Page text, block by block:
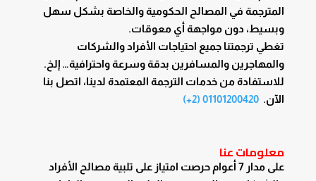
المترجمة في المصالح الحكومية والخاصة بشكل سهل
وبسيط، دون مواجهة أي معوقات.
تغطي ترجمتنا جميع احتياجات الأفراد والشركات
والمهاجرين والمسافرين بدقة وسرعة واحترافية… إلخ.
للاستفادة من خدمات الترجمة المعتمدة لدينا، اتصل بنا
الآن. 01101200420 (2+)
معلومات عنا
على مدار 7 أعوام حرصت امتياز على تلبية مصالح الأفراد